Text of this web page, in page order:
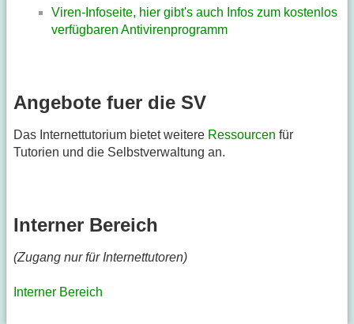
Viren-Infoseite, hier gibt's auch Infos zum kostenlos
verfügbaren Antivirenprogramm
Angebote fuer die SV
Das Internettutorium bietet weitere Ressourcen für
Tutorien und die Selbstverwaltung an.
Interner Bereich
(Zugang nur für Internettutoren)
Interner Bereich